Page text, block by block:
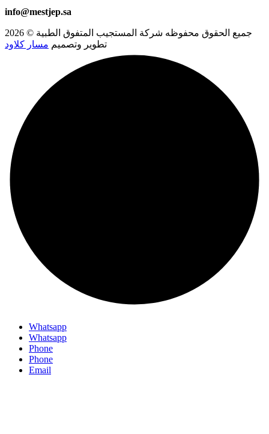
info@mestjep.sa
جميع الحقوق محفوظه شركة المستجيب المتفوق الطبية © 2026
تطوير وتصميم مسار كلاود
Whatsapp
Whatsapp
Phone
Phone
Email